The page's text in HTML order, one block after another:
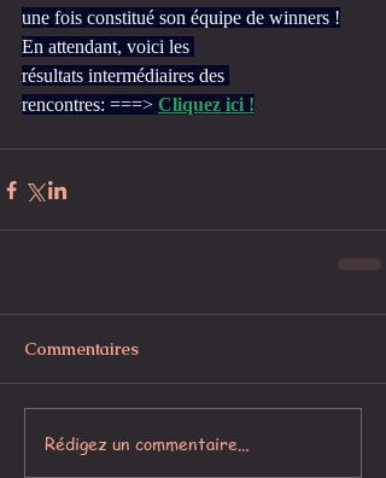
une fois constitué son équipe de winners !
En attendant, voici les
résultats intermédiaires des
rencontres: ===> Cliquez ici !
Commentaires
Rédigez un commentaire...